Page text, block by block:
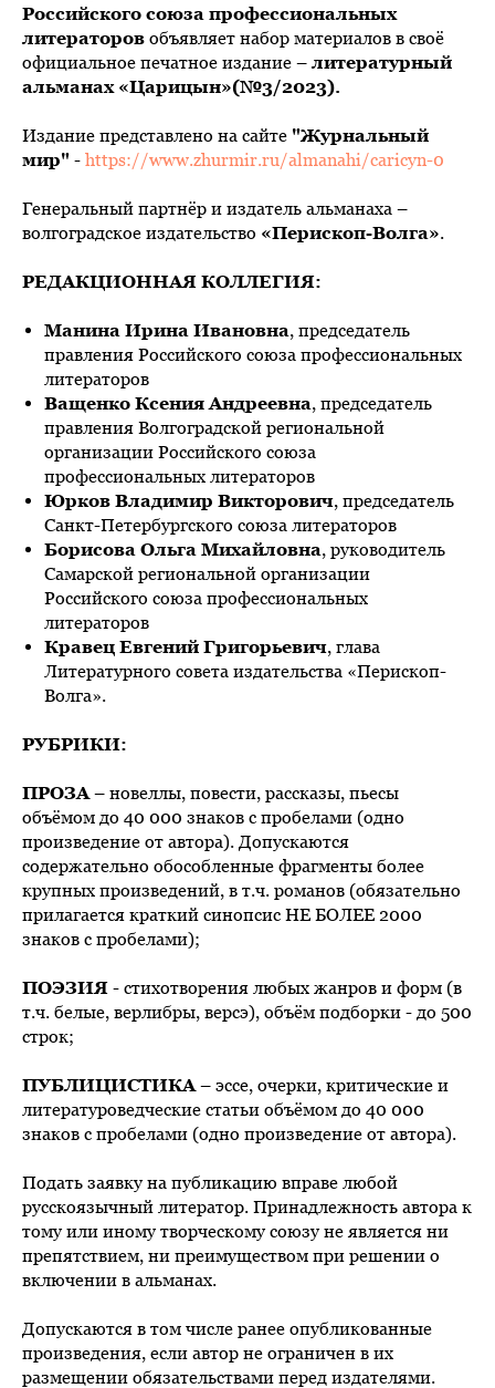
Российского союза профессиональных
литераторов объявляет набор материалов в своё
официальное печатное издание – литературный
альманах «Царицын»(№3/2023).
Издание представлено на сайте "Журнальный
мир" - https://www.zhurmir.ru/almanahi/caricyn-0
Генеральный партнёр и издатель альманаха –
волгоградское издательство «Перископ-Волга»
РЕДАКЦИОННАЯ КОЛЛЕГИЯ:
Манина Ирина Ивановна , председатель
правления Российского союза профессиональных
литераторов
Ващенко Ксения Андреевна , председатель
правления Волгоградской региональной
организации Российского союза
профессиональных литераторов
Юрков Владимир Викторович , председатель
Санкт-Петербургского союза литераторов
Борисова Ольга Михайловна , руководитель
Самарской региональной организации
Российского союза профессиональных
литераторов
Кравец Евгений Григорьевич , глава
Литературного совета издательства «Перископ-
Волга».
РУБРИКИ:
ПРОЗА – новеллы, повести, рассказы, пьесы
объёмом до 40 000 знаков с пробелами (одно
произведение от автора). Допускаются
содержательно обособленные фрагменты более
крупных произведений, в т.ч. романов (обязательно
прилагается краткий синопсис НЕ БОЛЕЕ 2000
знаков с пробелами);
ПОЭЗИЯ - стихотворения любых жанров и форм (в
т.ч. белые, верлибры, версэ), объём подборки - до 500
строк;
ПУБЛИЦИСТИКА – эссе, очерки, критические и
литературоведческие статьи объёмом до 40 000
знаков с пробелами (одно произведение от автора).
Подать заявку на публикацию вправе любой
русскоязычный литератор. Принадлежность автора к
тому или иному творческому союзу не является ни
препятствием, ни преимуществом при решении о
включении в альманах.
Допускаются в том числе ранее опубликованные
произведения, если автор не ограничен в их
размещении обязательствами перед издателями.